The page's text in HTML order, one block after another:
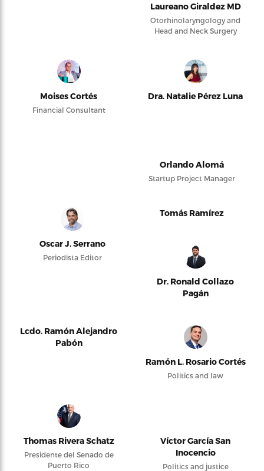
Laureano Giraldez MD
Otorhinolaryngology and
Head and Neck Surgery
Moises Cortés
Financial Consultant
Dra. Natalie Pérez Luna
Orlando Alomá
Startup Project Manager
Oscar J. Serrano
Periodista Editor
Tomás Ramírez
Dr. Ronald Collazo
Pagán
Lcdo. Ramón Alejandro
Pabón
Ramón L. Rosario Cortés
Politics and law
Thomas Rivera Schatz
Presidente del Senado de
Puerto Rico
Víctor García San
Inocencio
Politics and justice